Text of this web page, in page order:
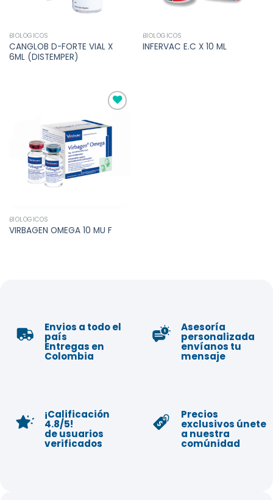
BIOLÓGICOS
CANGLOB D-FORTE VIAL X
6ML (DISTEMPER)
BIOLÓGICOS
INFERVAC E.C X 10 ML
a la
lista de
deseos
BIOLÓGICOS
VIRBAGEN OMEGA 10 MU F
Envios a todo el
país
Entregas en
Colombia
Asesoría
personalizada
envíanos tu
mensaje
¡Calificación
4.8/5!
de usuarios
verificados
Precios
exclusivos únete
a nuestra
comúnidad